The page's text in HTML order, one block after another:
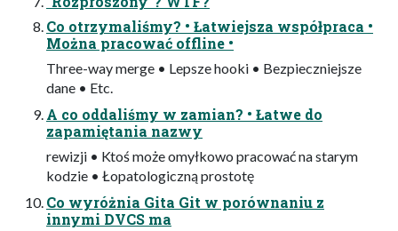
Co otrzymaliśmy? • Łatwiejsza współpraca •
Można pracować offline •
Three-way merge • Lepsze hooki • Bezpieczniejsze
dane • Etc.
A co oddaliśmy w zamian? • Łatwe do
zapamiętania nazwy
rewizji • Ktoś może omyłkowo pracować na starym
kodzie • Łopatologiczną prostotę
Co wyróżnia Gita Git w porównaniu z
innymi DVCS ma